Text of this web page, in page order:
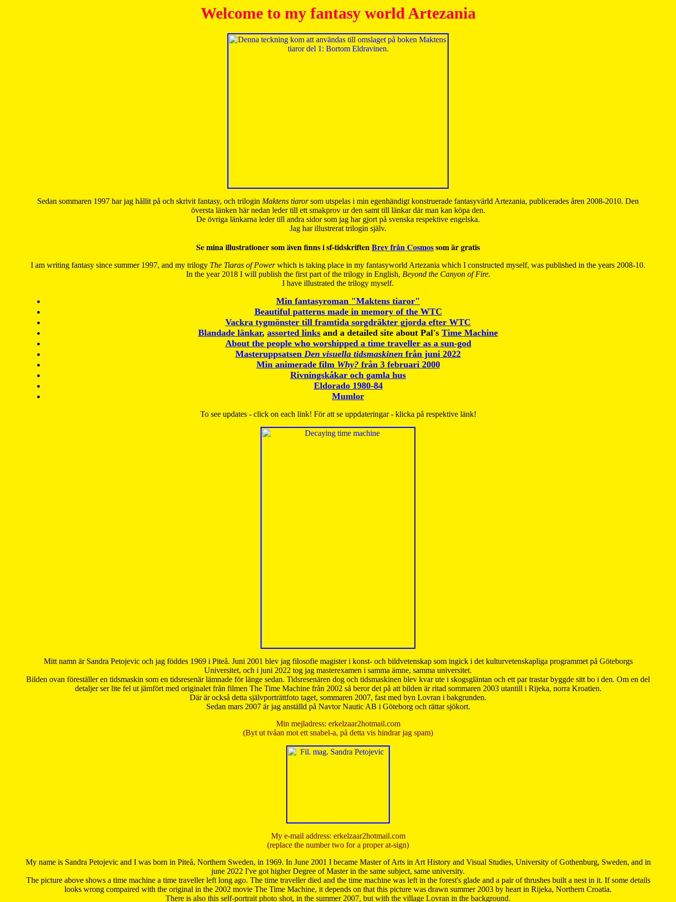
Welcome to my fantasy world Artezania
Sedan sommaren 1997 har jag hållit på och skrivit fantasy, och trilogin Maktens tiarorsom utspelas i min egenhändigt konstruerade fantasyvärld Artezania, publicerades åren 2008-2010. Den
översta länken här nedan leder till ett smakprov ur den samt till länkar där man kan köpa den.
De övriga länkarna leder till andra sidor som jag har gjort på svenska respektive engelska.
Jag har illustrerat trilogin själv.
Se mina illustrationer som även finns i sf-tidskriftenBrev från Cosmossom är gratis
I am writing fantasy since summer 1997, and my trilogy The Tiaras of Powerwhich is taking place in my fantasyworld Artezania which I constructed myself, was published in the years 2008-10.
In the year 2018 I will publish the first part of the trilogy in English, Beyond the Canyon of Fire.
I have illustrated the trilogy myself.
Min fantasyroman "Maktens tiaror"
Beautiful patterns made in memory of the WTC
Vackra tygmönster till framtida sorgdräkter gjorda efter WTC
Blandade länkar, assorted links and a detailed site about Pal's Time Machine
About the people who worshipped a time traveller as a sun-god
Masteruppsatsen Den visuella tidsmaskinen från juni 2022
Min animerade film Why?från 3 februari 2000
Rivningskåkar och gamla hus
Eldorado 1980-84
Mumlor
To see updates - click on each link! För att se uppdateringar - klicka på respektive länk!
Mitt namn är Sandra Petojevic och jag föddes 1969 i Piteå. Juni 2001 blev jag filosofie magister i konst- och bildvetenskap som ingick i det kulturvetenskapliga programmet på Göteborgs
Universitet, och i juni 2022 tog jag masterexamen i samma ämne, samma universitet.
Bilden ovan föreställer en tidsmaskin som en tidsresenär lämnade för länge sedan. Tidsresenären dog och tidsmaskinen blev kvar ute i skogsgläntan och ett par trastar byggde sitt bo i den. Om en del
detaljer ser lite fel ut jämfört med originalet från filmen The Time Machine från 2002 så beror det på att bilden är ritad sommaren 2003 utantill i Rijeka, norra Kroatien.
Där är också detta självporträttfoto taget, sommaren 2007, fast med byn Lovran i bakgrunden.
Sedan mars 2007 är jag anställd på Navtor Nautic AB i Göteborg och rättar sjökort.
Min mejladress: erkelzaar2hotmail.com
(Byt ut tvåan mot ett snabel-a, på detta vis hindrar jag spam)
My e-mail address: erkelzaar2hotmail.com
(replace the number two for a proper at-sign)
My name is Sandra Petojevic and I was born in Piteå, Northern Sweden, in 1969. In June 2001 I became Master of Arts in Art History and Visual Studies, University of Gothenburg, Sweden, and in
june 2022 I've got higher Degree of Master in the same subject, same university.
The picture above shows a time machine a time traveller left long ago. The time traveller died and the time machine was left in the forest's glade and a pair of thrushes built a nest in it. If some details
looks wrong compaired with the original in the 2002 movie The Time Machine, it depends on that this picture was drawn summer 2003 by heart in Rijeka, Northern Croatia.
There is also this self-portrait photo shot, in the summer 2007, but with the village Lovran in the background.